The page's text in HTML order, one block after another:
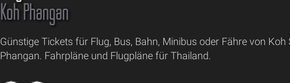
Koh Phangan
Günstige Tickets für Flug, Bus, Bahn, Minibus oder Fähre von
Phangan. Fahrpläne und Flugpläne für Thailand.